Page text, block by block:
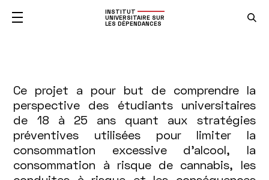
INSTITUT
UNIVERSITAIRE SUR
LES DÉPENDANCES
Prévenir
les
conduites
Ce projet a pour but de comprendre la
perspective des étudiants universitaires
de 18 à 25 ans quant aux stratégies
préventives utilisées pour limiter la
consommation excessive d’alcool, la
consommation à risque de cannabis, les